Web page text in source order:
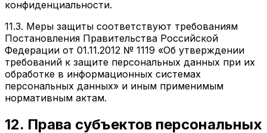
конфиденциальности.
11.3. Меры защиты соответствуют требованиям
Постановления Правительства Российской
Федерации от 01.11.2012 № 1119 «Об утверждении
требований к защите персональных данных при их
обработке в информационных системах
персональных данных» и иным применимым
нормативным актам.
12. Права субъектов персональных